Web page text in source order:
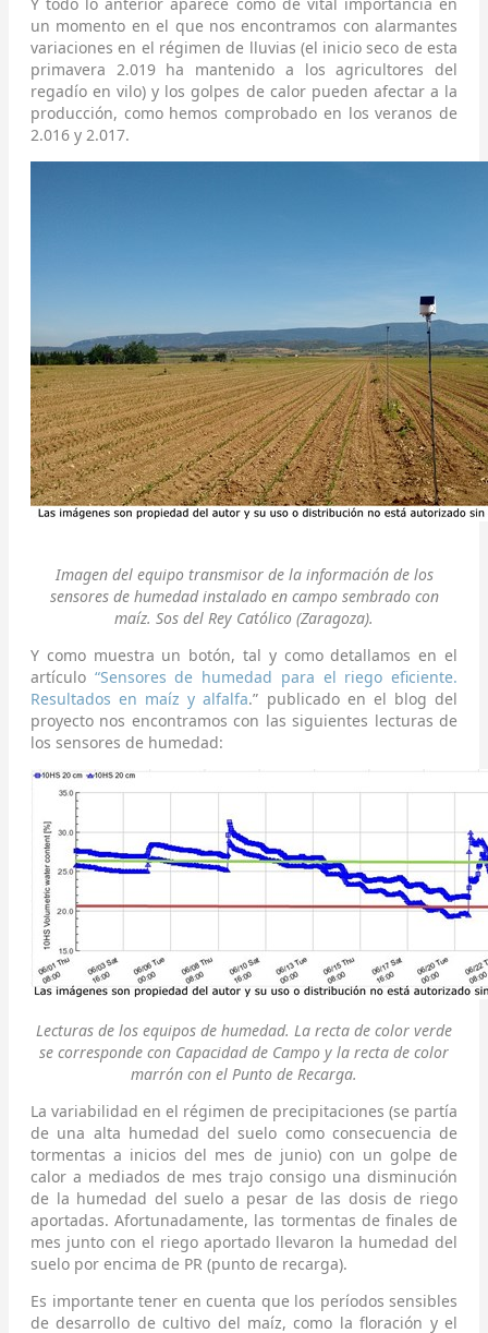
un momento en el que nos encontramos con alarmantes
variaciones en el régimen de lluvias (el inicio seco de esta
primavera 2.019 ha mantenido a los agricultores del
regadío en vilo) y los golpes de calor pueden afectar a la
producción, como hemos comprobado en los veranos de
2.016 y 2.017.
Imagen del equipo transmisor de la información de los
sensores de humedad instalado en campo sembrado con
maíz. Sos del Rey Católico (Zaragoza).
Y como muestra un botón, tal y como detallamos en el
artículo “Sensores de humedad para el riego eficiente.
Resultados en maíz y alfalfa.” publicado en el blog del
proyecto nos encontramos con las siguientes lecturas de
los sensores de humedad:
Lecturas de los equipos de humedad. La recta de color verde
se corresponde con Capacidad de Campo y la recta de color
marrón con el Punto de Recarga.
La variabilidad en el régimen de precipitaciones (se partía
de una alta humedad del suelo como consecuencia de
tormentas a inicios del mes de junio) con un golpe de
calor a mediados de mes trajo consigo una disminución
de la humedad del suelo a pesar de las dosis de riego
aportadas. Afortunadamente, las tormentas de finales de
mes junto con el riego aportado llevaron la humedad del
suelo por encima de PR (punto de recarga).
Es importante tener en cuenta que los períodos sensibles
de desarrollo de cultivo del maíz, como la floración y el